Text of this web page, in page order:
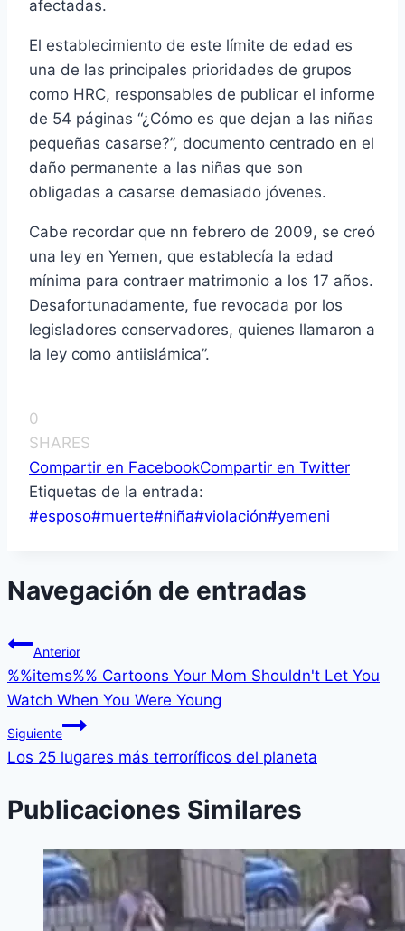
afectadas.
El establecimiento de este límite de edad es
una de las principales prioridades de grupos
como HRC, responsables de publicar el informe
de 54 páginas “¿Cómo es que dejan a las niñas
pequeñas casarse?”, documento centrado en el
daño permanente a las niñas que son
obligadas a casarse demasiado jóvenes.
Cabe recordar que nn febrero de 2009, se creó
una ley en Yemen, que establecía la edad
mínima para contraer matrimonio a los 17 años.
Desafortunadamente, fue revocada por los
legisladores conservadores, quienes llamaron a
la ley como antiislámica”.
0
SHARES
Compartir en FacebookCompartir en Twitter
Etiquetas de la entrada:
#esposo#muerte#niña#violación#yemeni
Navegación de entradas
Anterior
%%items%% Cartoons Your Mom Shouldn't Let You
Watch When You Were Young
Siguiente
Los 25 lugares más terroríficos del planeta
Publicaciones Similares